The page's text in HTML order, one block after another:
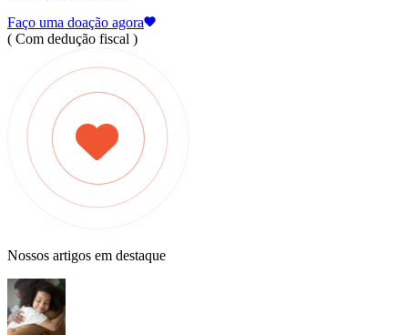
Faço uma doação agora
( Com dedução fiscal )
Nossos artigos em destaque